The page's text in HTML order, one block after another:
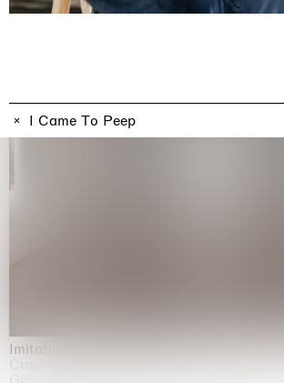
I Came To Peep
Imitation of life (Imitare la vita)
Casa Masaccio Centro per l'Arte